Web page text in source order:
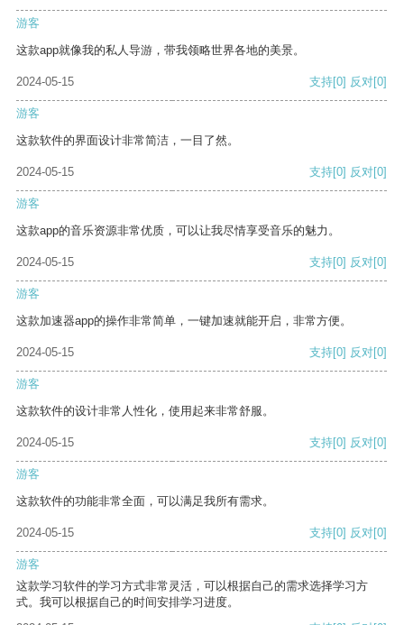
游客
这款app就像我的私人导游，带我领略世界各地的美景。
2024-05-15 支持[0] 反对[0]
游客
这款软件的界面设计非常简洁，一目了然。
2024-05-15 支持[0] 反对[0]
游客
这款app的音乐资源非常优质，可以让我尽情享受音乐的魅力。
2024-05-15 支持[0] 反对[0]
游客
这款加速器app的操作非常简单，一键加速就能开启，非常方便。
2024-05-15 支持[0] 反对[0]
游客
这款软件的设计非常人性化，使用起来非常舒服。
2024-05-15 支持[0] 反对[0]
游客
这款软件的功能非常全面，可以满足我所有需求。
2024-05-15 支持[0] 反对[0]
游客
这款学习软件的学习方式非常灵活，可以根据自己的需求选择学习方
式。我可以根据自己的时间安排学习进度。